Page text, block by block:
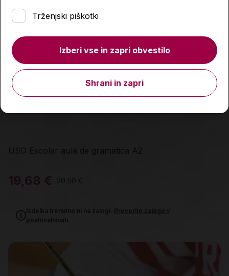
USO Escolar aula de gramatica A2
19,68 € 20,50 €
Izdelka trenutno ni na zalogi. Preverite zalogo v
poslovalnicah
Trženjski piškotki
Izberi vse in zapri obvestilo
Shrani in zapri